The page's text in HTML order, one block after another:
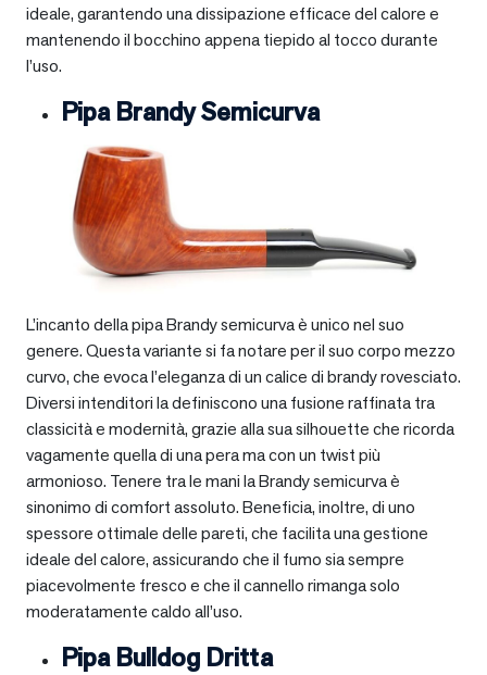
ideale, garantendo una dissipazione efficace del calore e
mantenendo il bocchino appena tiepido al tocco durante
l’uso.
Pipa Brandy Semicurva
L’incanto della pipa Brandy semicurva è unico nel suo
genere. Questa variante si fa notare per il suo corpo mezzo
curvo, che evoca l’eleganza di un calice di brandy rovesciato.
Diversi intenditori la definiscono una fusione raffinata tra
classicità e modernità, grazie alla sua silhouette che ricorda
vagamente quella di una pera ma con un twist più
armonioso. Tenere tra le mani la Brandy semicurva è
sinonimo di comfort assoluto. Beneficia, inoltre, di uno
spessore ottimale delle pareti, che facilita una gestione
ideale del calore, assicurando che il fumo sia sempre
piacevolmente fresco e che il cannello rimanga solo
moderatamente caldo all’uso.
Pipa Bulldog Dritta